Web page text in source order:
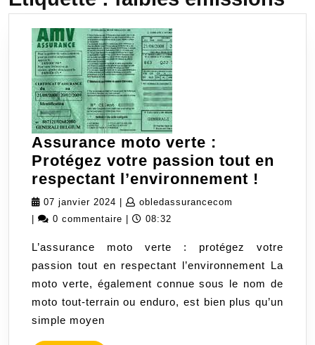
Assurance moto verte :
Protégez votre passion tout en
respectant l’environnement !
votre
tout
07 janvier 2024 07
janvier
obledassurancecom
0 commentaire 08:32
L’assurance moto verte : protégez votre
passion tout en respectant l’environnement La
moto verte, également connue sous le nom de
moto tout-terrain ou enduro, est bien plus qu’un
simple moyen